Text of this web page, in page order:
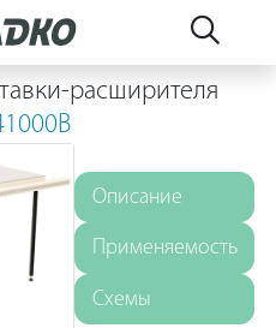
расширителя
Описание
Применяемость
Схемы